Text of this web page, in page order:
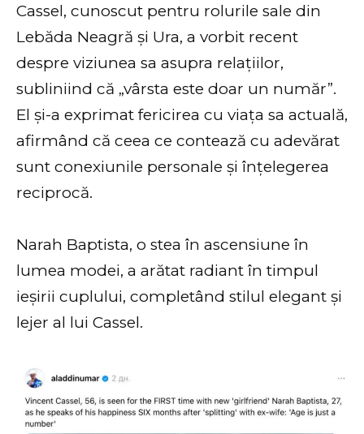
Cassel, cunoscut pentru rolurile sale din
Lebăda Neagră și Ura, a vorbit recent
despre viziunea sa asupra relațiilor,
subliniind că „vârsta este doar un număr”.
El și-a exprimat fericirea cu viața sa actuală,
afirmând că ceea ce contează cu adevărat
sunt conexiunile personale și înțelegerea
reciprocă.
Narah Baptista, o stea în ascensiune în
lumea modei, a arătat radiant în timpul
ieșirii cuplului, completând stilul elegant și
lejer al lui Cassel.